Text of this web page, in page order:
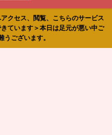
クセス、閲覧、こちらのサービス
ています＞本日は足元が悪い中ご
うございます。